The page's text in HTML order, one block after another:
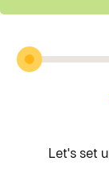
Let's set